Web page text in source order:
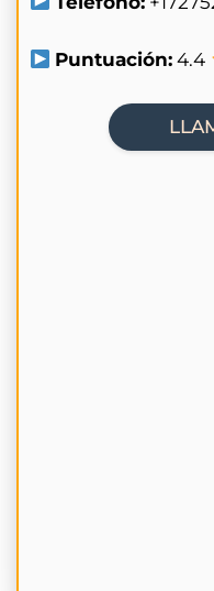
Puntuación: 4.4